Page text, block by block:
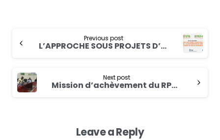
Previous post
L’APPROCHE SOUS PROJETS D’ACCÈS AU MARCHÉ (SPAM) DANS L’ACCOMPAGNEMENT DES ORGANISATIONS PAYSANNES DE BASE AU BURKINA FASO
Next post
Mission d’achèvement du RPSF par le FIDA # Gouvernement Mesurer la performance globale du Projet
Leave a Reply